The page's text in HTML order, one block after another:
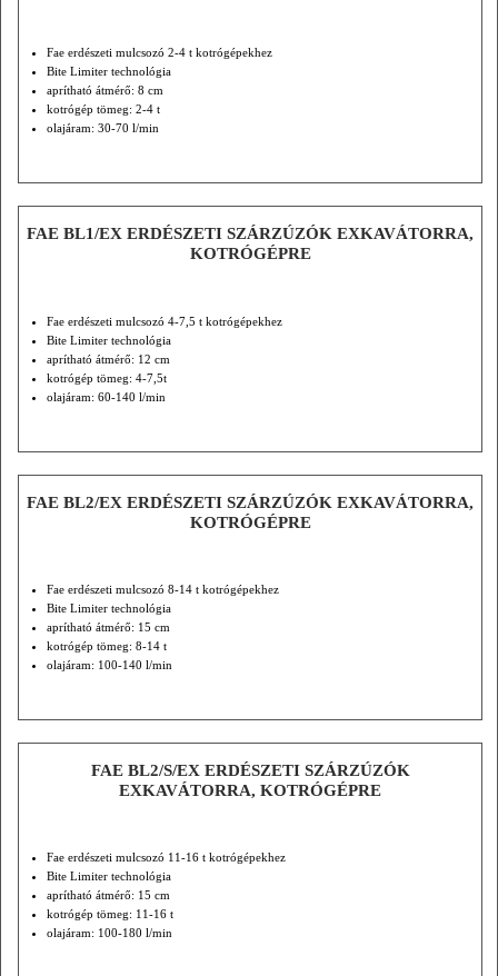
Fae erdészeti mulcsozó 2-4 t kotrógépekhez
Bite Limiter technológia
aprítható átmérő: 8 cm
kotrógép tömeg: 2-4 t
olajáram: 30-70 l/min
FAE BL1/EX ERDÉSZETI SZÁRZÚZÓK EXKAVÁTORRA,
KOTRÓGÉPRE
Fae erdészeti mulcsozó 4-7,5 t kotrógépekhez
Bite Limiter technológia
aprítható átmérő: 12 cm
kotrógép tömeg: 4-7,5t
olajáram: 60-140 l/min
FAE BL2/EX ERDÉSZETI SZÁRZÚZÓK EXKAVÁTORRA,
KOTRÓGÉPRE
Fae erdészeti mulcsozó 8-14 t kotrógépekhez
Bite Limiter technológia
aprítható átmérő: 15 cm
kotrógép tömeg: 8-14 t
olajáram: 100-140 l/min
FAE BL2/S/EX ERDÉSZETI SZÁRZÚZÓK
EXKAVÁTORRA, KOTRÓGÉPRE
Fae erdészeti mulcsozó 11-16 t kotrógépekhez
Bite Limiter technológia
aprítható átmérő: 15 cm
kotrógép tömeg: 11-16 t
olajáram: 100-180 l/min